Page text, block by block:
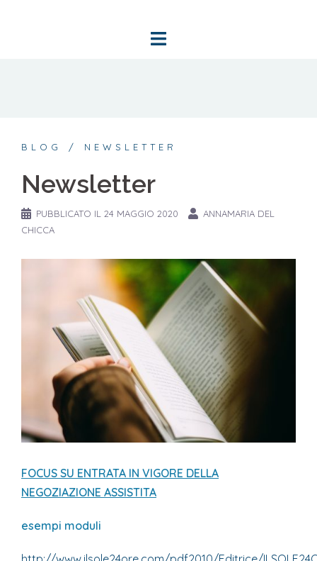
BLOG NEWSLETTER
Newsletter
PUBBLICATO IL 24 MAGGIO 2020
ANNAMARIA DEL
CHICCA
FOCUS SU ENTRATA IN VIGORE DELLA
NEGOZIAZIONE ASSISTITA
esempi moduli